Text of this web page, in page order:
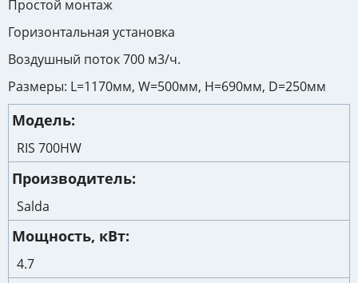
Простой монтаж
Горизонтальная установка
Воздушный поток 700 м3/ч.
Размеры: L=1170мм, W=500мм, H=690мм, D=250мм
Модель
RIS 700HW
Производитель
Salda
Мощность, кВт
4.7